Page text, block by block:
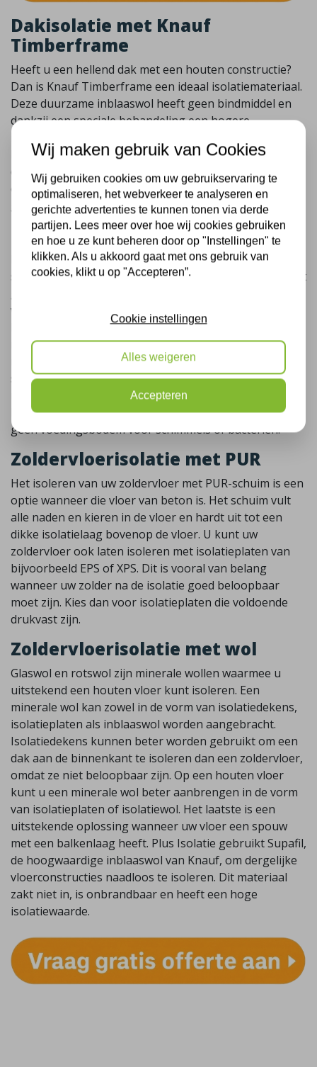
Dakisolatie met Knauf
Timberframe
Heeft u een hellend dak met een houten constructie?
Dan is Knauf Timberframe een ideaal isolatiemateriaal.
Deze duurzame inblaaswol heeft geen bindmiddel en
dankzij een speciale behandeling een hogere
Een gecertificeerd isolatiebedrijf zoals Plus Isolatie zal
de Knauf Timberframe perfect verdelen over uw
complete dakconstructie en ervoor zorgen dat alle
gaten, kieren en hoeken in het dak worden opgevuld.
Dakisolatie met Icynene
Icynene is evenals PUR een isolatieschuim dat met een
spuitpistool tussen de balken van uw dakbeschot wordt
water uithardt, en niet met behulp van gassen zoals bij
PUR. Icynene is daardoor beter voor mens en milieu. Dit
materiaal is tijdens het aanbrengen en daarna vrijwel
reukloos. Bij het aanbrengen ervan komen er geen
schadelijke stoffen vrij. Icynene is waterafstotend,
neemt geen vocht op en vormt een naadloze,
luchtdichte isolatielaag. Het is ook brandveilig en vormt
geen voedingsbodem voor schimmels of bacteriën.
Zoldervloerisolatie met PUR
Het isoleren van uw zoldervloer met PUR-schuim is een
optie wanneer die vloer van beton is. Het schuim vult
alle naden en kieren in de vloer en hardt uit tot een
dikke isolatielaag bovenop de vloer. U kunt uw
zoldervloer ook laten isoleren met isolatieplaten van
bijvoorbeeld EPS of XPS. Dit is vooral van belang
wanneer uw zolder na de isolatie goed beloopbaar
moet zijn. Kies dan voor isolatieplaten die voldoende
drukvast zijn.
Zoldervloerisolatie met wol
Glaswol en rotswol zijn minerale wollen waarmee u
uitstekend een houten vloer kunt isoleren. Een
minerale wol kan zowel in de vorm van isolatiedekens,
isolatieplaten als inblaaswol worden aangebracht.
Isolatiedekens kunnen beter worden gebruikt om een
dak aan de binnenkant te isoleren dan een zoldervloer,
omdat ze niet beloopbaar zijn. Op een houten vloer
kunt u een minerale wol beter aanbrengen in de vorm
van isolatieplaten of isolatiewol. Het laatste is een
uitstekende oplossing wanneer uw vloer een spouw
met een balkenlaag heeft. Plus Isolatie gebruikt Supafil,
de hoogwaardige inblaaswol van Knauf, om dergelijke
vloerconstructies naadloos te isoleren. Dit materiaal
zakt niet in, is onbrandbaar en heeft een hoge
isolatiewaarde.
Wij maken gebruik van Cookies
Wij gebruiken cookies om uw gebruikservaring te
optimaliseren, het webverkeer te analyseren en
gerichte advertenties te kunnen tonen via derde
partijen. Lees meer over hoe wij cookies gebruiken
en hoe u ze kunt beheren door op "Instellingen" te
klikken. Als u akkoord gaat met ons gebruik van
cookies, klikt u op "Accepteren”.
Cookie instellingen
Alles weigeren
Accepteren